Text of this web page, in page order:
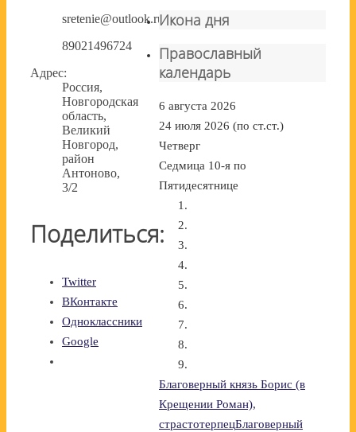
sretenie@outlook.ru
89021496724
Адрес:
Россия,
Новгородская
область,
Великий
Новгород,
район
Антоново,
3/2
Поделиться:
Twitter
ВКонтакте
Одноклассники
Google
Икона дня
Православный
календарь
6 августа 2026
24 июля 2026 (по ст.ст.)
Четверг
Седмица 10-я по
Пятидесятнице
Благоверный князь Борис (в
Крещении Роман),
страстотерпецБлаговерный